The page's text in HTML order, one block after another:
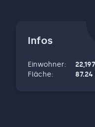
Infos
Einwohner:
22,197
Fläche: 87.24